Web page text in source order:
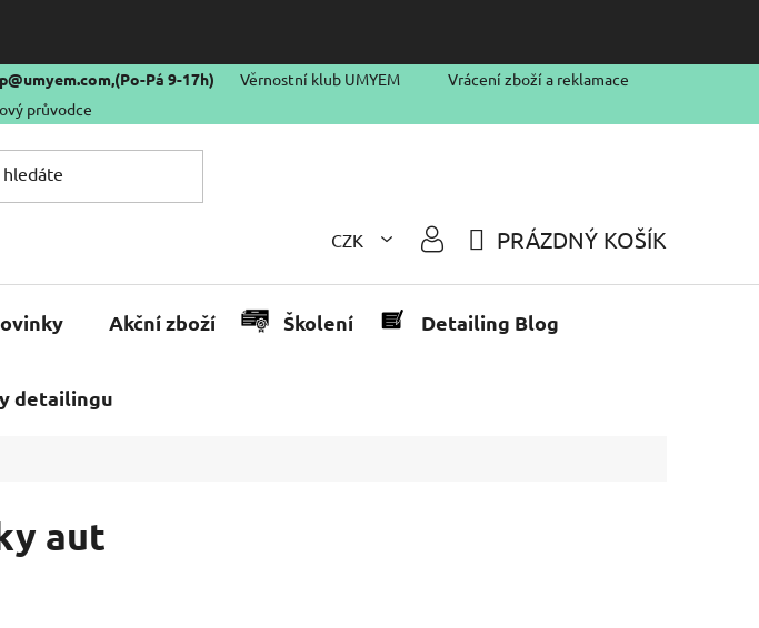
,(Po-Pá 9-17h) Věrnostní klub UMYEM
Vrácení zboží a reklamace
průvodce
CZK
KOŠÍK
PRÁZDNÝ KOŠÍK
Akční zboží Školení Detailing Blog
detailingu
aut